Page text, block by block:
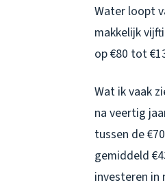
Water loopt
makkelijk
op €80 tot
Wat ik vaak
na veertig
tussen de
gemiddeld
investeren in